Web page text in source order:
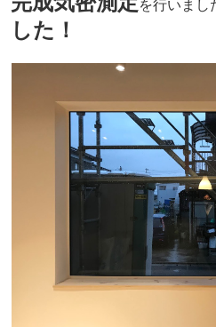
を行いまし
した！